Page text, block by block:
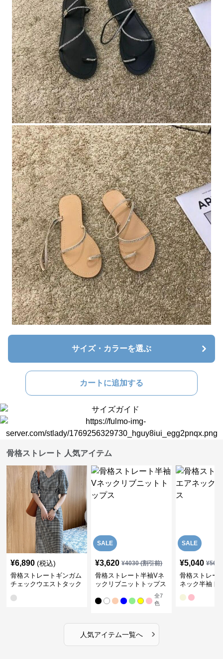
サイズ・カラーを選ぶ
カートに追加する
骨格ストレート 人気アイテム
¥6,890 (税込)
骨格ストレートギンガム
チェックウエストタック
SALE
¥3,620 ¥4030(割引前)
骨格ストレート半袖Vネ
ックリブニットトップス
全7
色
SALE
¥5,040 ¥
骨格ストレー
ネック半袖ト
人気アイテム一覧へ ›